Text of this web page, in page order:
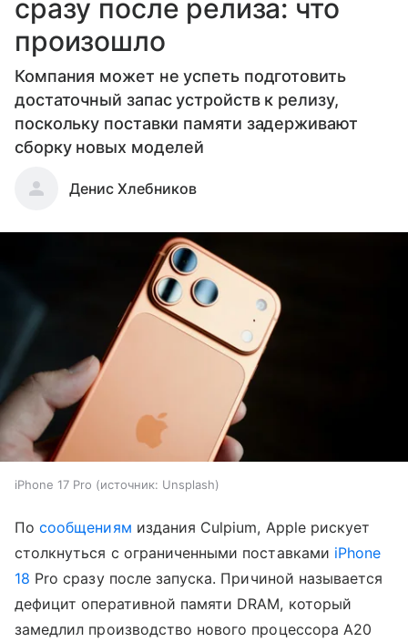
сразу после релиза: что
произошло
Компания может не успеть подготовить
достаточный запас устройств к релизу,
поскольку поставки памяти задерживают
сборку новых моделей
Денис Хлебников
iPhone 17 Pro источник: Unsplash
Посообщениям издания Culpium, Apple рискует
столкнуться с ограниченными поставками iPhone
18 Pro сразу после запуска. Причиной называется
дефицит оперативной памяти DRAM, который
замедлил производство нового процессора A20